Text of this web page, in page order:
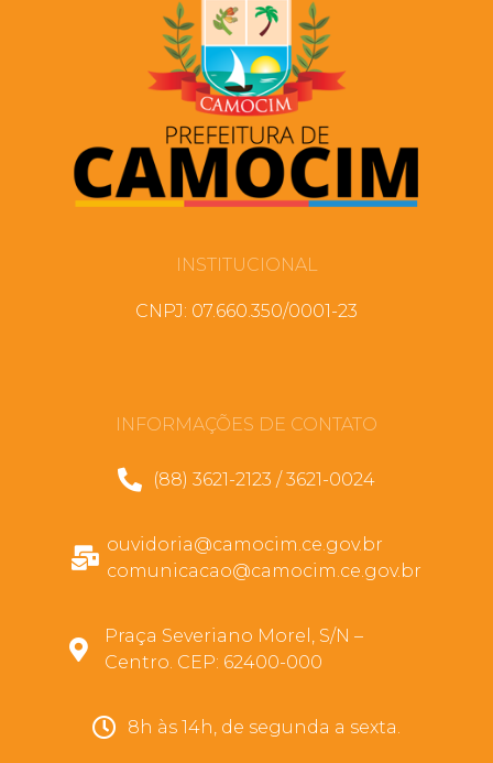
INSTITUCIONAL
CNPJ: 07.660.350/0001-23
INFORMAÇÕES DE CONTATO
(88) 3621-2123 / 3621-0024
ouvidoria@camocim.ce.gov.br
comunicacao@camocim.ce.gov.br
Praça Severiano Morel, S/N –
Centro. CEP: 62400-000
8h às 14h, de segunda a sexta.